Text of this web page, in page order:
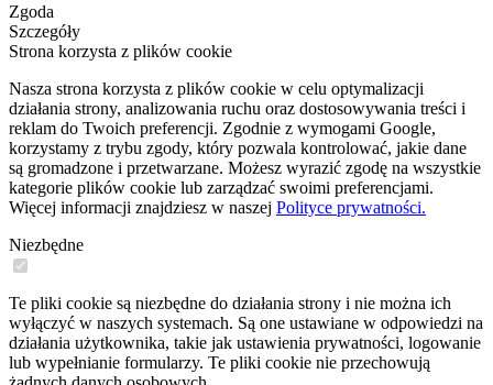
Zgoda
Szczegóły
Strona korzysta z plików cookie
Nasza strona korzysta z plików cookie w celu optymalizacji
działania strony, analizowania ruchu oraz dostosowywania treści i
reklam do Twoich preferencji. Zgodnie z wymogami Google,
korzystamy z trybu zgody, który pozwala kontrolować, jakie dane
są gromadzone i przetwarzane. Możesz wyrazić zgodę na wszystkie
kategorie plików cookie lub zarządzać swoimi preferencjami.
Więcej informacji znajdziesz w naszej Polityce prywatności.
Niezbędne
Te pliki cookie są niezbędne do działania strony i nie można ich
wyłączyć w naszych systemach. Są one ustawiane w odpowiedzi na
działania użytkownika, takie jak ustawienia prywatności, logowanie
lub wypełnianie formularzy. Te pliki cookie nie przechowują